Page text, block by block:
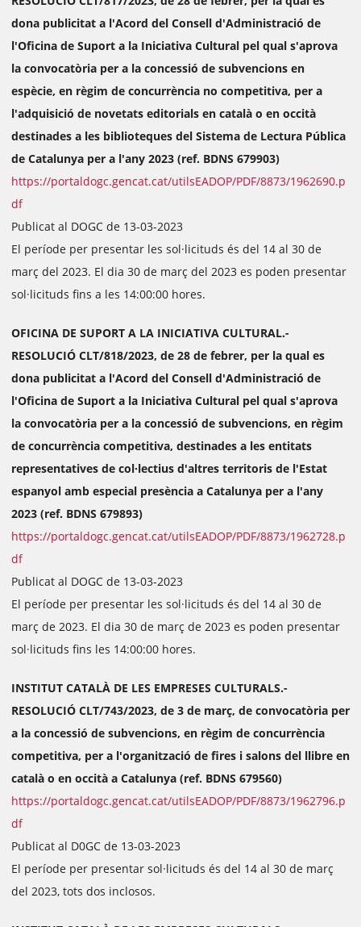
dona publicitat a l'Acord del Consell d'Administració de
l'Oficina de Suport a la Iniciativa Cultural pel qual s'aprova
la convocatòria per a la concessió de subvencions en
espècie, en règim de concurrència no competitiva, per a
l'adquisició de novetats editorials en català o en occità
destinades a les biblioteques del Sistema de Lectura Pública
de Catalunya per a l'any 2023 (ref. BDNS 679903)
https://portaldogc.gencat.cat/utilsEADOP/PDF/8873/1962690.p
df
Publicat al DOGC de 13-03-2023
El període per presentar les sol·licituds és del 14 al 30 de
març del 2023. El dia 30 de març del 2023 es poden presentar
sol·licituds fins a les 14:00:00 hores.
OFICINA DE SUPORT A LA INICIATIVA CULTURAL.-
RESOLUCIÓ CLT/818/2023, de 28 de febrer, per la qual es
dona publicitat a l'Acord del Consell d'Administració de
l'Oficina de Suport a la Iniciativa Cultural pel qual s'aprova
la convocatòria per a la concessió de subvencions, en règim
de concurrència competitiva, destinades a les entitats
representatives de col·lectius d'altres territoris de l'Estat
espanyol amb especial presència a Catalunya per a l'any
2023 (ref. BDNS 679893)
https://portaldogc.gencat.cat/utilsEADOP/PDF/8873/1962728.p
df
Publicat al DOGC de 13-03-2023
El període per presentar les sol·licituds és del 14 al 30 de
març de 2023. El dia 30 de març de 2023 es poden presentar
sol·licituds fins les 14:00:00 hores.
INSTITUT CATALÀ DE LES EMPRESES CULTURALS.-
RESOLUCIÓ CLT/743/2023, de 3 de març, de convocatòria per
a la concessió de subvencions, en règim de concurrència
competitiva, per a l'organització de fires i salons del llibre en
català o en occità a Catalunya (ref. BDNS 679560)
https://portaldogc.gencat.cat/utilsEADOP/PDF/8873/1962796.p
df
Publicat al D0GC de 13-03-2023
El període per presentar sol·licituds és del 14 al 30 de març
del 2023, tots dos inclosos.